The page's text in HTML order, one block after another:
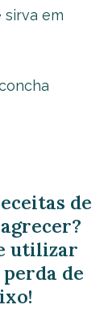
sirva em
de
utilizar
perda de